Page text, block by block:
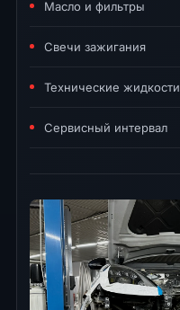
Масло и фильтры
Свечи зажигания
Технические жидкости
Сервисный интервал